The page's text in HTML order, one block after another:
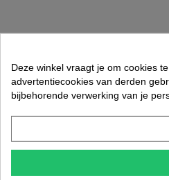
Deze winkel vraagt je om cookies
advertentiecookies van derden
bijbehorende verwerking van je